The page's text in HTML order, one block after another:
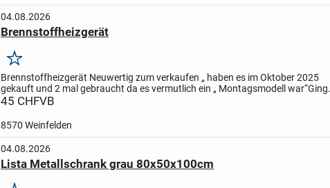
04.08.2026
Brennstoffheizgerät
Merken
Brennstoffheizgerät Neuwertig zum verkaufen „ haben es im Oktober 2025
gekauft und 2 mal gebraucht da es vermutlich ein „ Montagsmodell war“Ging
er nicht richtig also noch nie …( Glühspirale)
45 CHFVB
8570 Weinfelden
04.08.2026
Lista Metallschrank grau 80x50x100cm